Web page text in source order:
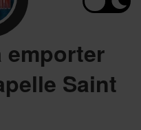
emporter
Saint